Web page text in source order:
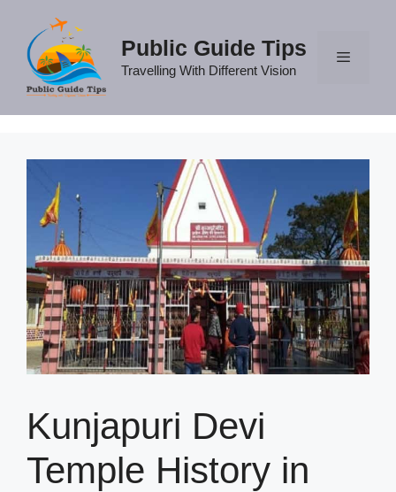
content
Public Guide Tips
Travelling With Different Vision
Kunjapuri Devi
Temple History in